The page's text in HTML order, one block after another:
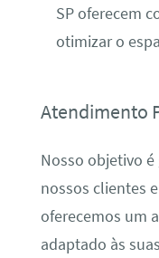
SP oferecem
otimizar o
Atendimento
Nosso objetivo é
nossos clientes
oferecemos um
adaptado às